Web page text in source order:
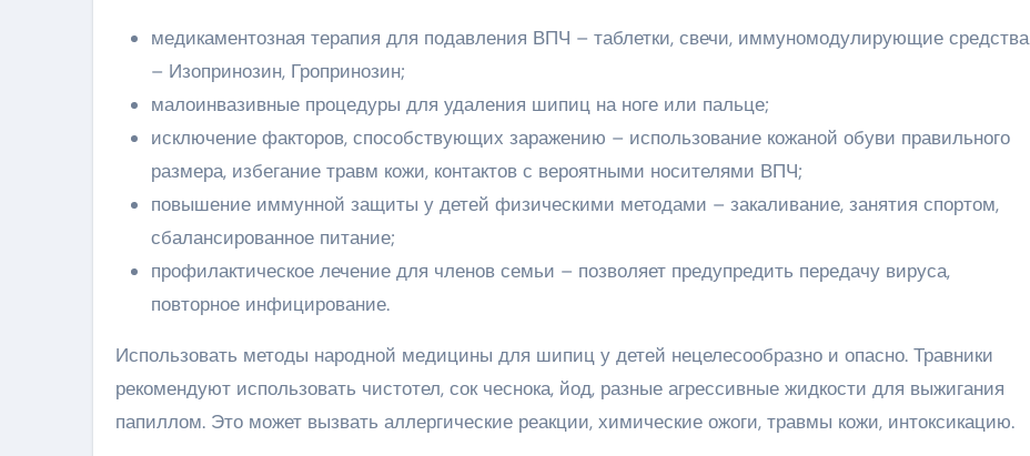
медикаментозная терапия для подавления ВПЧ – таблетки, свечи, иммуномодулирующие средства
– Изопринозин, Гропринозин;
малоинвазивные процедуры для удаления шипиц на ноге или пальце;
исключение факторов, способствующих заражению – использование кожаной обуви правильного
размера, избегание травм кожи, контактов с вероятными носителями ВПЧ;
повышение иммунной защиты у детей физическими методами – закаливание, занятия спортом,
сбалансированное питание;
профилактическое лечение для членов семьи – позволяет предупредить передачу вируса,
повторное инфицирование.
Использовать методы народной медицины для шипиц у детей нецелесообразно и опасно. Травники
рекомендуют использовать чистотел, сок чеснока, йод, разные агрессивные жидкости для выжигания
папиллом. Это может вызвать аллергические реакции, химические ожоги, травмы кожи, интоксикацию.